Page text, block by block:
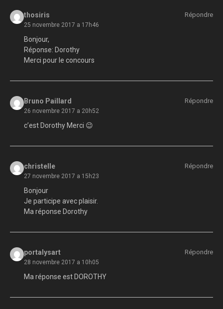
thosiris
25 novembre 2017 a 17h46
Répondre
Bonjour,
Réponse: Dorothy
Merci pour le concours
Bruno Paillard
26 novembre 2017 a 20h52
Répondre
c’est Dorothy Merci 😉
christelle
27 novembre 2017 a 15h23
Répondre
Bonjour
Je participe avec plaisir.
Ma réponse Dorothy
portalysart
28 novembre 2017 a 10h05
Répondre
Ma réponse est DOROTHY